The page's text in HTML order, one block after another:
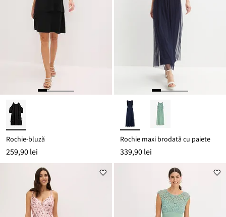
Rochie-bluză
259,90 lei
Rochie maxi brodată cu paiete
339,90 lei